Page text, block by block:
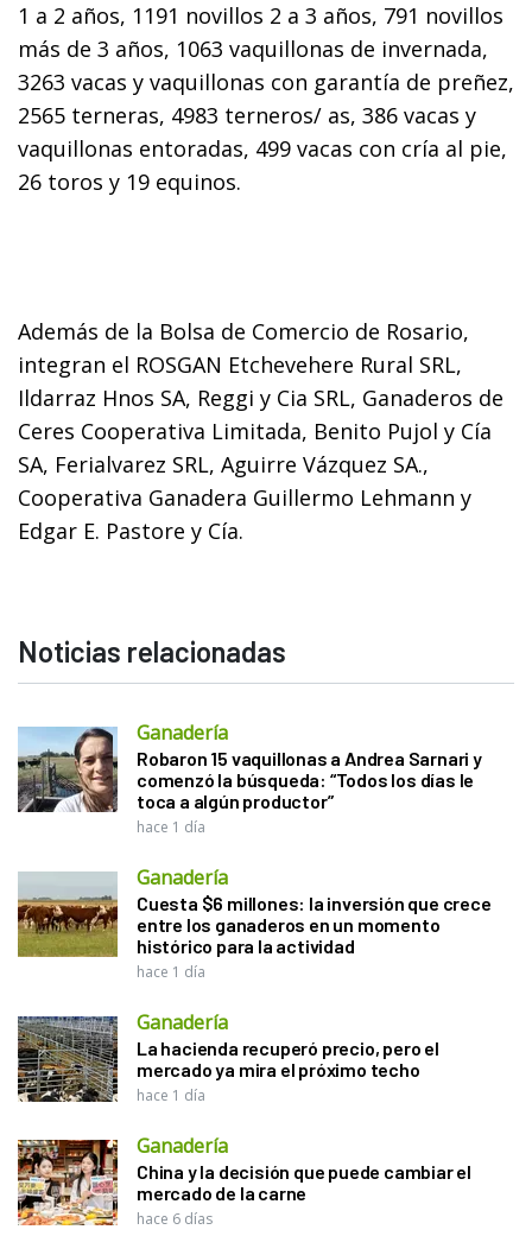
1 a 2 años, 1191 novillos 2 a 3 años, 791 novillos
más de 3 años, 1063 vaquillonas de invernada,
3263 vacas y vaquillonas con garantía de preñez,
2565 terneras, 4983 terneros/ as, 386 vacas y
vaquillonas entoradas, 499 vacas con cría al pie,
26 toros y 19 equinos.
Además de la Bolsa de Comercio de Rosario,
integran el ROSGAN Etchevehere Rural SRL,
Ildarraz Hnos SA, Reggi y Cia SRL, Ganaderos de
Ceres Cooperativa Limitada, Benito Pujol y Cía
SA, Ferialvarez SRL, Aguirre Vázquez SA.,
Cooperativa Ganadera Guillermo Lehmann y
Edgar E. Pastore y Cía.
Noticias relacionadas
Ganadería
Robaron 15 vaquillonas a Andrea Sarnari y
comenzó la búsqueda: “Todos los días le
toca a algún productor”
hace 1 día
Ganadería
Cuesta $6 millones: la inversión que crece
entre los ganaderos en un momento
histórico para la actividad
hace 1 día
Ganadería
La hacienda recuperó precio, pero el
mercado ya mira el próximo techo
hace 1 día
Ganadería
China y la decisión que puede cambiar el
mercado de la carne
hace 6 días